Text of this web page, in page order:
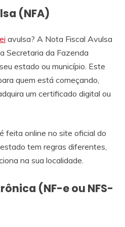
(NFA)
avulsa? A Nota Fiscal Avulsa
Secretaria da Fazenda
estado ou município. Este
quem está começando,
um certificado digital ou
feita online no site oficial do
tem regras diferentes,
na sua localidade.
(NF-e ou NFS-